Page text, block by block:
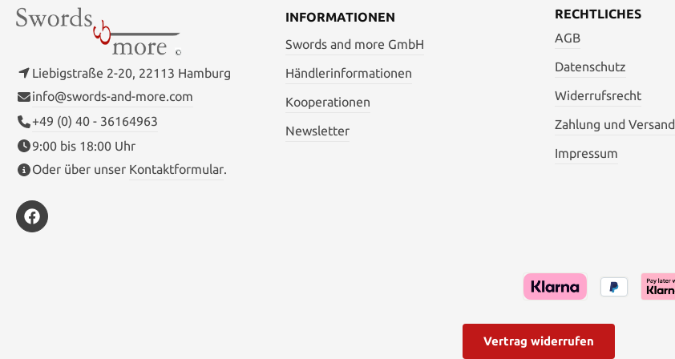
Programm von 2020.
Liebigstraße 2-20, 22113 Hamburg
info@swords-and-more.com
+49 (0) 40 - 36164963
9:00 bis 18:00 Uhr
Oder über unser Kontaktformular.
INFORMATIONEN
Swords and more GmbH
Händlerinformationen
Kooperationen
Newsletter
RECHTLICHES
AGB
Datenschutz
Widerrufsrecht
Zahlung und Versand
Impressum
Vertrag widerrufen